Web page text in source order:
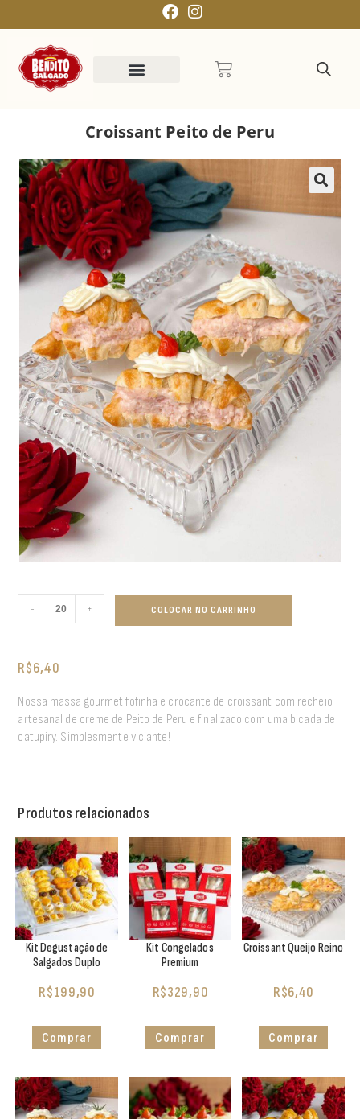
Croissant Peito de Peru
- + COLOCAR NO CARRINHO
R$6,40
Nossa massa gourmet fofinha e crocante de croissant com recheio
artesanal de creme de Peito de Peru e finalizado com uma bicada de
catupiry. Simplesmente viciante!
Produtos relacionados
Kit Degustação de
Salgados Duplo
R$199,90
Comprar
Kit Congelados
Premium
R$329,90
Comprar
Croissant Queijo Reino
R$6,40
Comprar